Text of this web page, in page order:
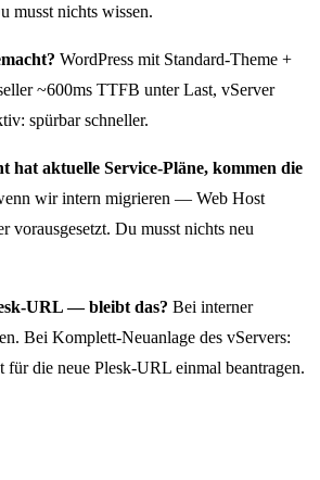
musst nichts wissen.
WordPress mit Standard-Theme +
~600ms TTFB unter Last, vServer
spürbar schneller.
hat aktuelle Service-Pläne, kommen die
wir intern migrieren — Web Host
vorausgesetzt. Du musst nichts neu
URL — bleibt das? Bei interner
Bei Komplett-Neuanlage des vServers:
für die neue Plesk-URL einmal beantragen.